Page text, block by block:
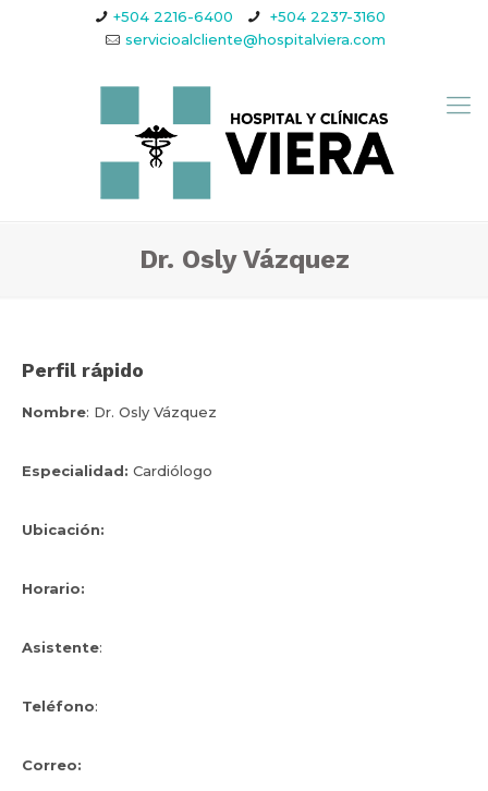
+504 2216-6400
+504 2237-3160
servicioalcliente@hospitalviera.com
Dr. Osly Vázquez
Perfil rápido
Nombre: Dr. Osly Vázquez
Especialidad: Cardiólogo
Ubicación:
Horario:
Asistente:
Teléfono:
Correo: